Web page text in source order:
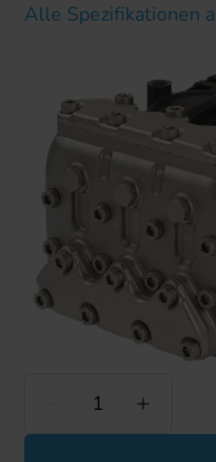
Alle Spezifikationen
Weniger